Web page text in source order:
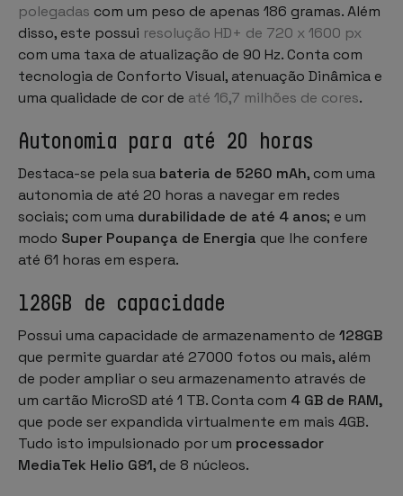
polegadas com um peso de apenas 186 gramas. Além
disso, este possui resolução HD+ de 720 x 1600 px
com uma taxa de atualização de 90 Hz. Conta com
tecnologia de Conforto Visual, atenuação Dinâmica e
uma qualidade de cor de até 16,7 milhões de cores.
Autonomia para até 20 horas
Destaca-se pela sua bateria de 5260 mAh, com uma
autonomia de até 20 horas a navegar em redes
sociais; com uma durabilidade de até 4 anos; e um
modo Super Poupança de Energia que lhe confere
até 61 horas em espera.
128GB de capacidade
Possui uma capacidade de armazenamento de 128GB
que permite guardar até 27000 fotos ou mais, além
de poder ampliar o seu armazenamento através de
um cartão MicroSD até 1 TB. Conta com 4 GB de RAM,
que pode ser expandida virtualmente em mais 4GB.
Tudo isto impulsionado por um processador
MediaTek Helio G81, de 8 núcleos.